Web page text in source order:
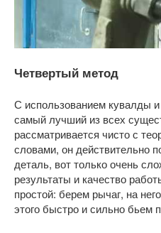
Четвертый метод
С использованием кувалды
самый лучший из всех
рассматривается чисто с
словами, он действительно
деталь, вот только очень
результаты и качество
простой: берем рычаг, на
этого быстро и сильно бьем